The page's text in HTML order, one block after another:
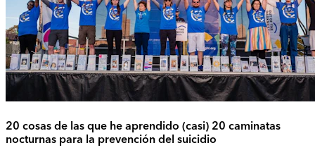
20 cosas de las que he aprendido (casi) 20 caminatas
nocturnas para la prevención del suicidio